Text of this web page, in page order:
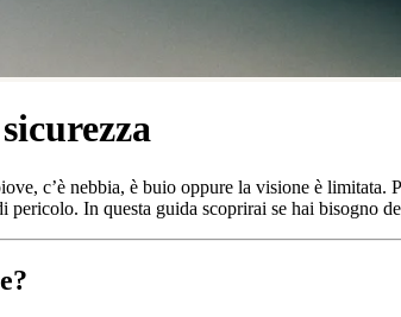
c’è nebbia, è buio oppure la visione è
In questa guida scoprirai se hai bisogno